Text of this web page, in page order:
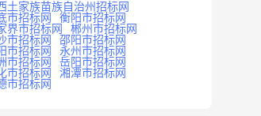
土家族苗族自治州招标网
市招标网
衡阳市招标网
界市招标网
郴州市招标网
市招标网
邵阳市招标网
市招标网
永州市招标网
市招标网
岳阳市招标网
市招标网
湘潭市招标网
市招标网